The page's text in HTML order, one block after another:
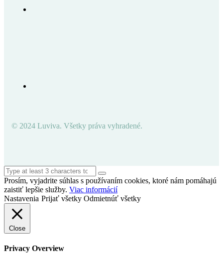
© 2024 Luviva. Všetky práva vyhradené.
Prosím, vyjadrite súhlas s používaním cookies, ktoré nám pomáhajú
zaistiť lepšie služby. Viac informácií
Nastavenia Prijať všetky Odmietnúť všetky
Close
Privacy Overview